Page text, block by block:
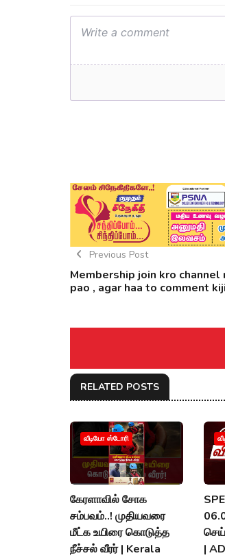
Previous Post
Membership join kro channel
pao , agar haa to comment
RELATED POSTS
வீடியோ ஸ்டோரி
கேரளாவில் சோக
சம்பவம்..! முதியவரை
மீட்க உயிரை கொடுத்த
நீச்சல் வீரர் | Kerala
|